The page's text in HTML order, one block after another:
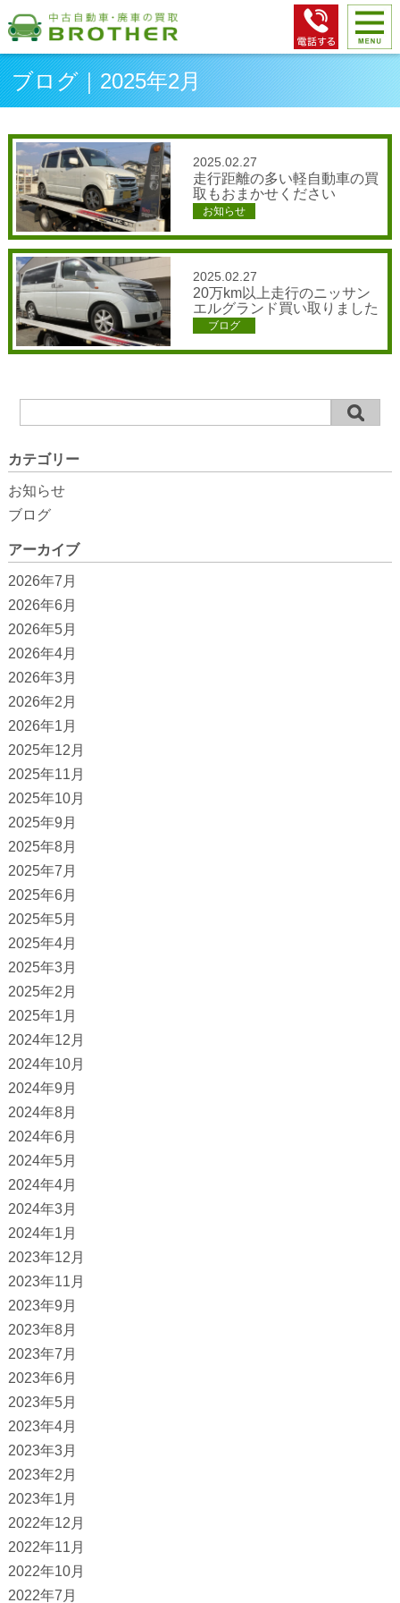
ブログ｜2025年2月
2025.02.27
走行距離の多い軽自動車の買
取もおまかせください
お知らせ
2025.02.27
20万km以上走行のニッサン
エルグランド買い取りました
ブログ
カテゴリー
お知らせ
ブログ
アーカイブ
2026年7月
2026年6月
2026年5月
2026年4月
2026年3月
2026年2月
2026年1月
2025年12月
2025年11月
2025年10月
2025年9月
2025年8月
2025年7月
2025年6月
2025年5月
2025年4月
2025年3月
2025年2月
2025年1月
2024年12月
2024年10月
2024年9月
2024年8月
2024年6月
2024年5月
2024年4月
2024年3月
2024年1月
2023年12月
2023年11月
2023年9月
2023年8月
2023年7月
2023年6月
2023年5月
2023年4月
2023年3月
2023年2月
2023年1月
2022年12月
2022年11月
2022年10月
2022年7月